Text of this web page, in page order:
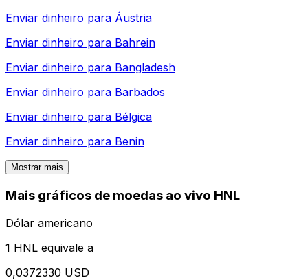
Enviar dinheiro para Áustria
Enviar dinheiro para Bahrein
Enviar dinheiro para Bangladesh
Enviar dinheiro para Barbados
Enviar dinheiro para Bélgica
Enviar dinheiro para Benin
Mostrar mais
Mais gráficos de moedas ao vivo HNL
Dólar americano
1 HNL equivale a
0,0372330 USD